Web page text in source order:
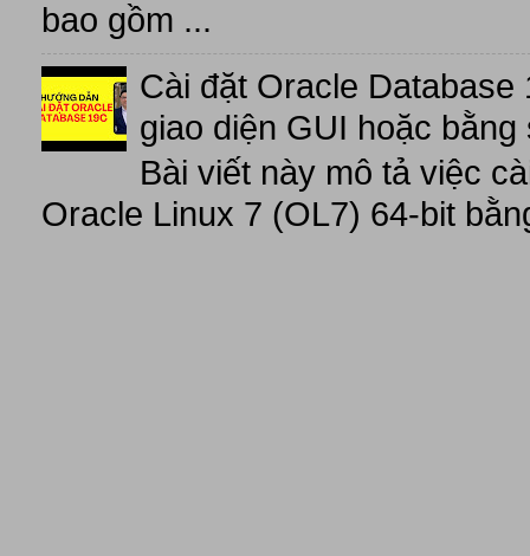
bao gồm ...
Cài đặt Oracle
giao diện GUI hoặc bằng
Bài viết này mô tả việc
Oracle Linux 7 (OL7) 64-bit